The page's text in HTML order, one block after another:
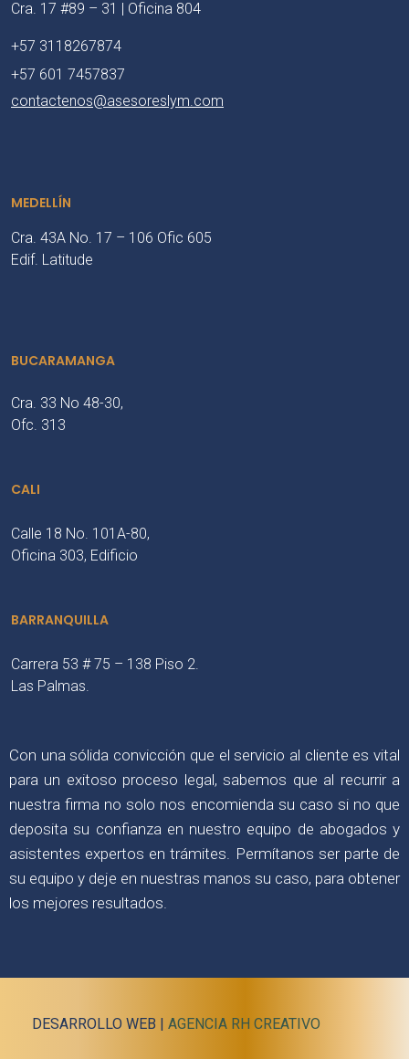
Cra. 17 #89 – 31 | Oficina 804
+57 3118267874
+57 601 7457837
contactenos@asesoreslym.com
MEDELLÍN
Cra. 43A No. 17 – 106 Ofic 605
Edif. Latitude
BUCARAMANGA
Cra. 33 No 48-30,
Ofc. 313
CALI
Calle 18 No. 101A-80,
Oficina 303, Edificio
BARRANQUILLA
Carrera 53 # 75 – 138 Piso 2.
Las Palmas.
Con una sólida convicción que el servicio al cliente es vital
para un exitoso proceso legal, sabemos que al recurrir a
nuestra firma no solo nos encomienda su caso si no que
deposita su confianza en nuestro equipo de abogados y
asistentes expertos en trámites. Permítanos ser parte de
su equipo y deje en nuestras manos su caso, para obtener
los mejores resultados.
DESARROLLO WEB | AGENCIA RH CREATIVO